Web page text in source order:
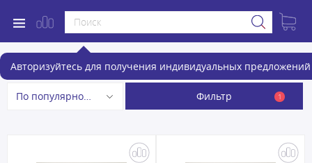
Авторизуйтесь для получения индивидуальных предложений
Холодильники
По популярности Фильтр 1